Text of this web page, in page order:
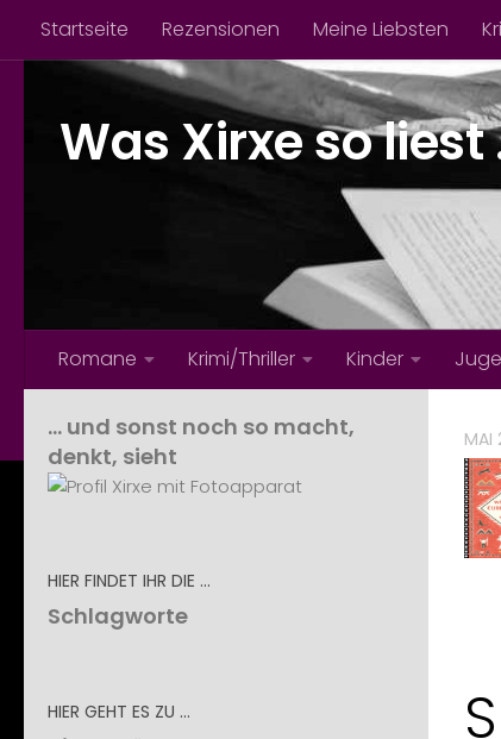
Zum Inhalt springen
Startseite Rezensionen Meine Liebsten
Was Xirxe so liest
Romane Krimi/Thriller Kinder
MAI
S
… und sonst noch so macht,
denkt, sieht
HIER FINDET IHR DIE …
Schlagworte
HIER GEHT ES ZU …